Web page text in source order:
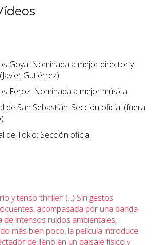
Goya: Nominada a mejor director y
Gutiérrez)
Feroz: Nominada a mejor música
de San Sebastián: Sección oficial (fuera
de Tokio: Sección oficial
y tenso ‘thriller’ (...) Sin gestos
acompasada por una banda
de intensos ruidos ambientales,
más bien poco, la película introduce
de lleno en un paisaje físico y